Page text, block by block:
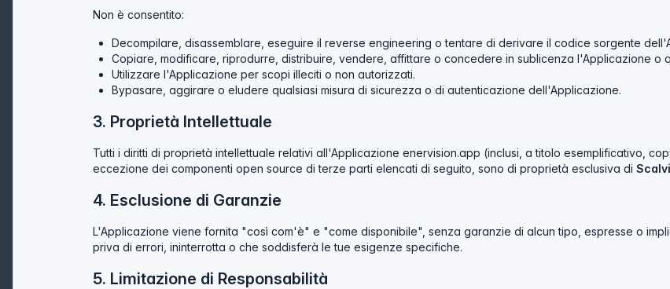
Non è consentito:
Decompilare, disassemblare, eseguire il reverse engineering o tentare di derivare il codice sorgente
Copiare, modificare, riprodurre, distribuire, vendere, affittare o concedere in sublicenza l'Applicazione o
Utilizzare l'Applicazione per scopi illeciti o non autorizzati.
Bypasare, aggirare o eludere qualsiasi misura di sicurezza o di autenticazione dell'Applicazione.
3. Proprietà Intellettuale
Tutti i diritti di proprietà intellettuale relativi all'Applicazione enervision.app (inclusi, a titolo esemplificativo,
eccezione dei componenti open source di terze parti elencati di seguito, sono di proprietà esclusiva di
4. Esclusione di Garanzie
L'Applicazione viene fornita "così com'è" e "come disponibile", senza garanzie di alcun tipo, espresse o
priva di errori, ininterrotta o che soddisferà le tue esigenze specifiche.
5. Limitazione di Responsabilità